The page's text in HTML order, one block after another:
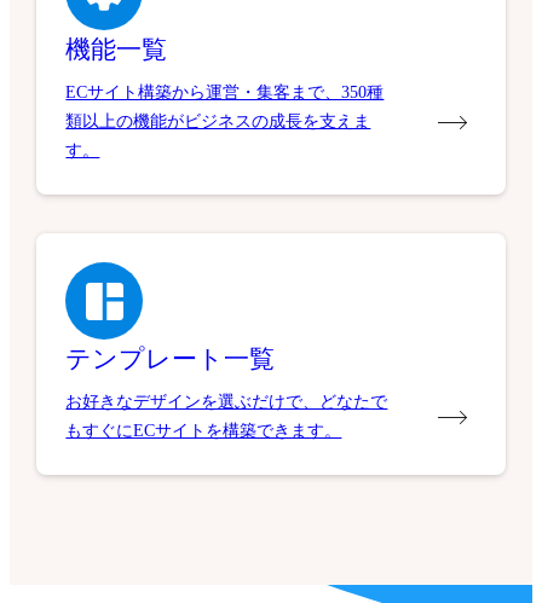
機能一覧
ECサイト構築から運営・集客まで、350種
類以上の機能がビジネスの成長を支えま
す。
テンプレート一覧
お好きなデザインを選ぶだけで、どなたで
もすぐにECサイトを構築できます。